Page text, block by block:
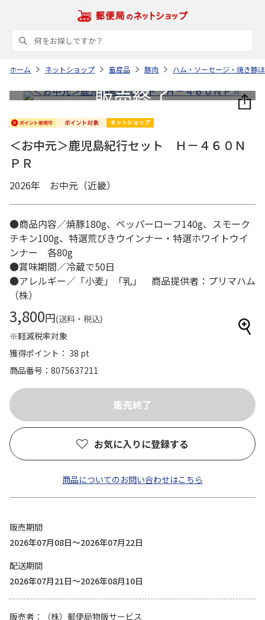
ホーム ネットショップ 畜産品 豚肉 ハム・ソーセージ・焼き豚
＜お中元＞鹿児島紀行セット Ｈ－４６０Ｎ
ＰＲ
2026年 お中元（近畿）
●商品内容／焼豚180g、ペッパーローフ140g、スモーク
チキン100g、特選荒びきウインナー・特選ホワイトウイ
ンナー 各80g
●賞味期間／冷蔵で50日
●アレルギー／「小麦」「乳」 商品提供者：プリマハム
（株）
3,800円(送料・税込)
※軽減税率対象
獲得ポイント： 38 pt
商品番号
8075637211
お気に入りに登録する
商品についてのお問い合わせはこちら
販売期間
2026年07月08日～2026年07月22日
配送期間
2026年07月21日～2026年08月10日
販売者
（株）郵便局物販サービス